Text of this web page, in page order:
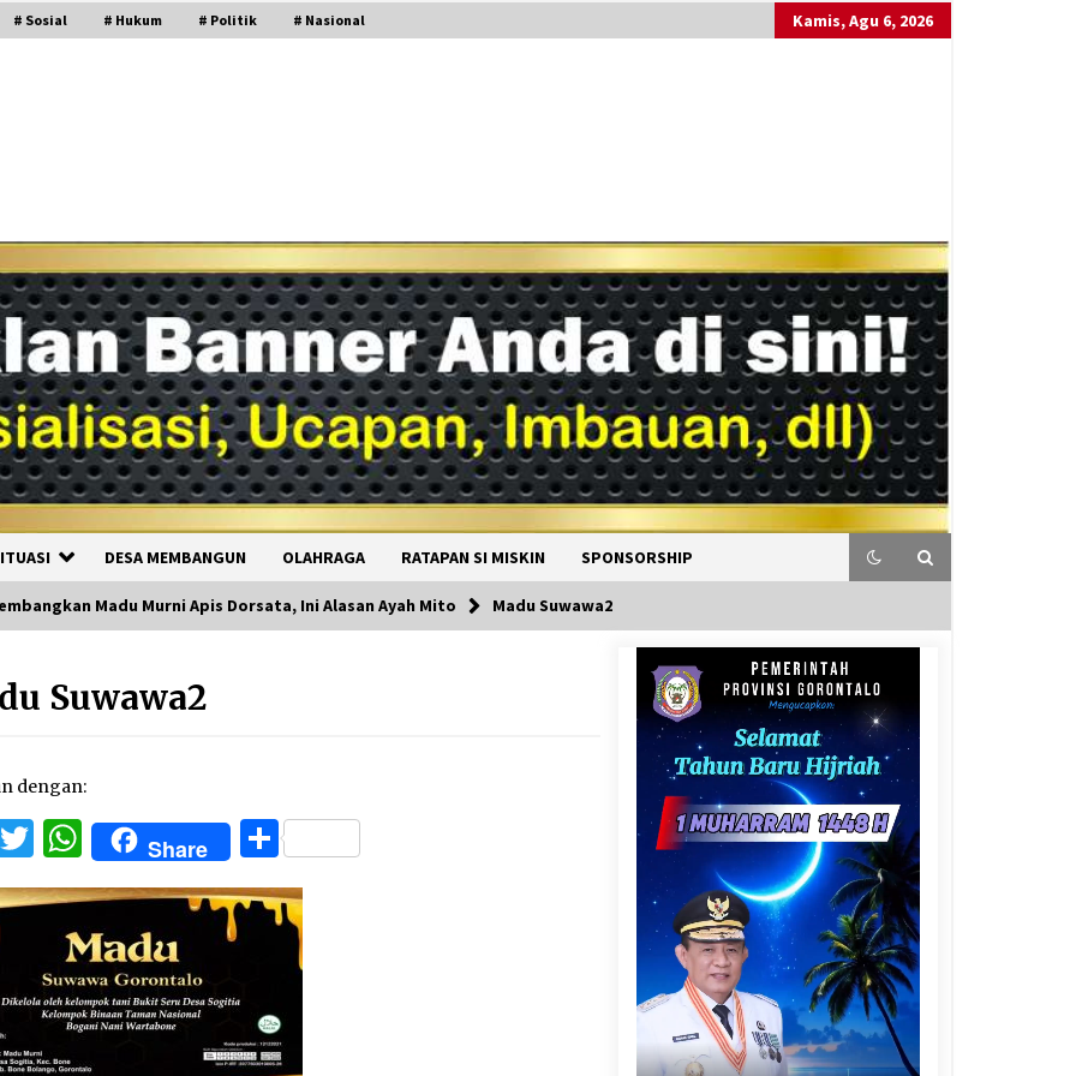
# Sosial # Hukum # Politik # Nasional Kamis, Agu 6, 2026
DESA MEMBANGUN OLAHRAGA RATAPAN SI MISKIN SPONSORSHIP
Madu Murni Apis Dorsata, Ini Alasan Ayah Mito Madu Suwawa2
Suwawa2
dengan:
Twitter
WhatsApp
Share Share